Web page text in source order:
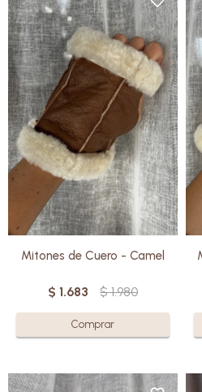
El exterior en cuero ovino
aporta protección y durabilidad,
mientras que el interior en lana
brinda suavidad, calidez y
respirabilidad, ayudando a
mantener la temperatura sin
exceso de humedad.
Una pieza simple, funcional y
hecha con materiales nobles.
Mitones de Cuero - Camel
$ 1.683 $ 1.980